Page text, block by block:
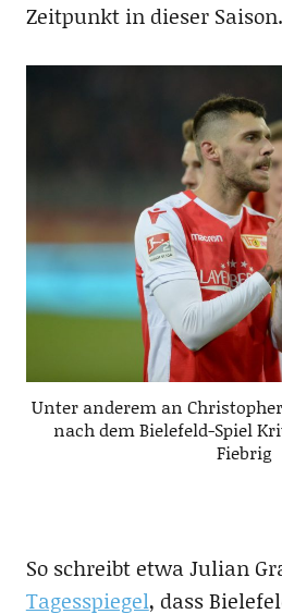
Zeitpunkt in dieser Saison.
Unter anderem an
nach dem Bielefeld-Spiel
Fiebrig
So schreibt etwa Julian
Tagesspiegel, dass